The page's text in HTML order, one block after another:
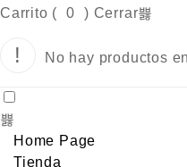
Carrito (
0 ) Cerrar
No hay productos
Home Page
Tienda